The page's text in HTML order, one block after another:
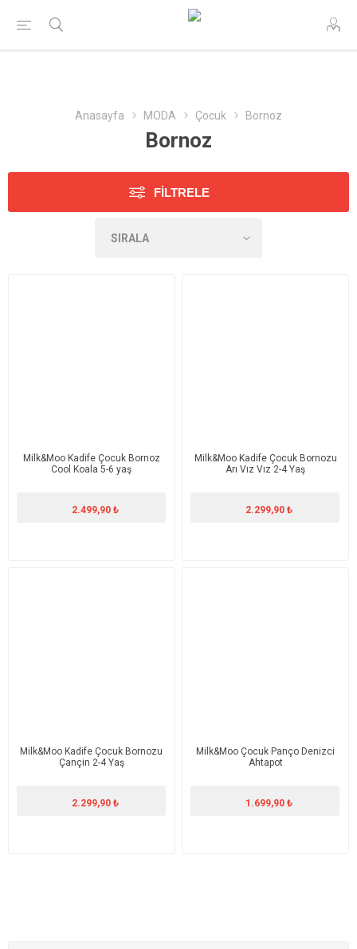
Anasayfa MODA Çocuk Bornoz
Bornoz
FILTRELE
Milk&Moo Kadife Çocuk Bornoz
Cool Koala 5-6 yaş
2.499,90 ₺
Milk&Moo Kadife Çocuk Bornozu
Arı Vız Vız 2-4 Yaş
2.299,90 ₺
Milk&Moo Kadife Çocuk Bornozu
Çançin 2-4 Yaş
2.299,90 ₺
Milk&Moo Çocuk Panço Denizci
Ahtapot
1.699,90 ₺